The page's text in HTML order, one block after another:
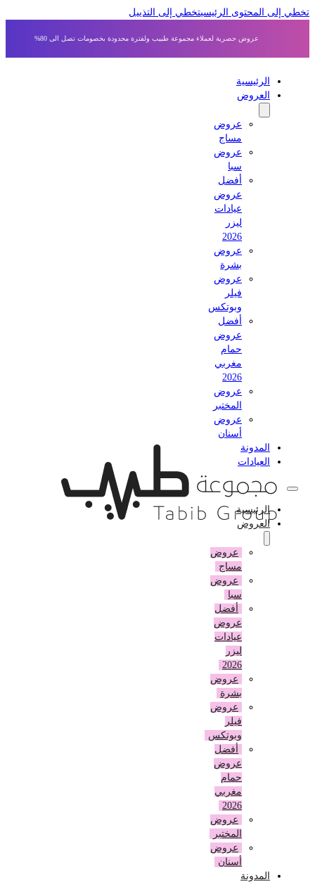
إلى المحتوى الرئيسي تخطي إلى التذييل
عروض حصرية لعملاء مجموعة طبيب ولفترة محدودة بخصومات تصل الى 80%
الرئيسية
العروض
عروض
مساج
عروض
أفضل
عروض
عيادات
عروض
بشرة
عروض
وبوتكس
أفضل
عروض
حمام
مغربي
عروض
المختبر
عروض
أسنان
المدونة
العيادات
الرئيسية
العروض
عروض
مساج
عروض
أفضل
عروض
عيادات
عروض
بشرة
عروض
وبوتكس
أفضل
عروض
حمام
مغربي
عروض
المختبر
عروض
أسنان
المدونة